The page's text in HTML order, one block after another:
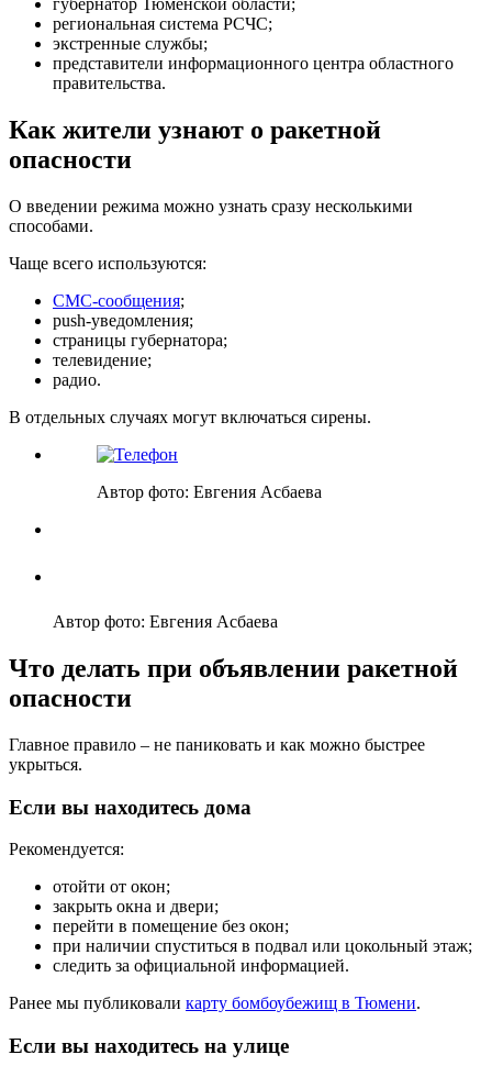
губернатор Тюменской области;
региональная система РСЧС;
экстренные службы;
представители информационного центра областного
правительства.
Как жители узнают о ракетной
опасности
О введении режима можно узнать сразу несколькими
способами.
Чаще всего используются:
СМС-сообщения;
push-уведомления;
страницы губернатора;
телевидение;
радио.
В отдельных случаях могут включаться сирены.
Автор фото: Евгения Асбаева
Автор фото: Евгения Асбаева
Что делать при объявлении ракетной
опасности
Главное правило – не паниковать и как можно быстрее
укрыться.
Если вы находитесь дома
Рекомендуется:
отойти от окон;
закрыть окна и двери;
перейти в помещение без окон;
при наличии спуститься в подвал или цокольный этаж;
следить за официальной информацией.
Ранее мы публиковали карту бомбоубежищ в Тюмени.
Если вы находитесь на улице